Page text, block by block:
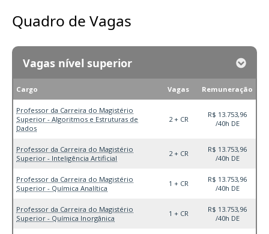
Quadro de Vagas
Vagas nível superior
Cargo Vagas Remuneração
Professor da Carreira do Magistério
Superior - Algoritmos e Estruturas de
Dados
2 + CR
R$ 13.753,96
/40h DE
Professor da Carreira do Magistério
Superior - Inteligência Artificial
2 + CR
R$ 13.753,96
/40h DE
Professor da Carreira do Magistério
Superior - Química Analítica
1 + CR
R$ 13.753,96
/40h DE
Professor da Carreira do Magistério
Superior - Química Inorgânica
1 + CR
R$ 13.753,96
/40h DE